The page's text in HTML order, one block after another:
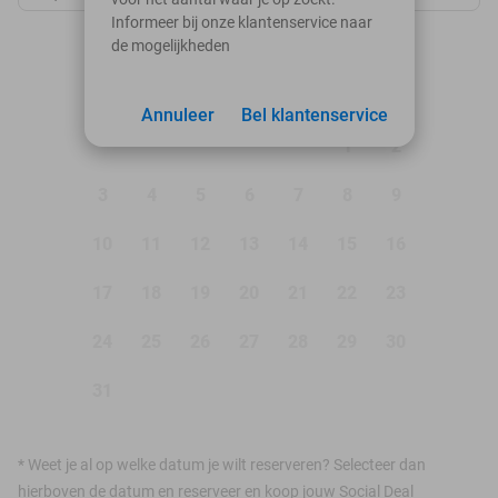
augustus 2026
1 2
* Weet je al op welke datum je wilt reserveren? Selecteer dan
hierboven de datum en reserveer en koop jouw Social Deal
Informeer bij onze klantenservice naar
de mogelijkheden
Bel klantenservice
Annuleer